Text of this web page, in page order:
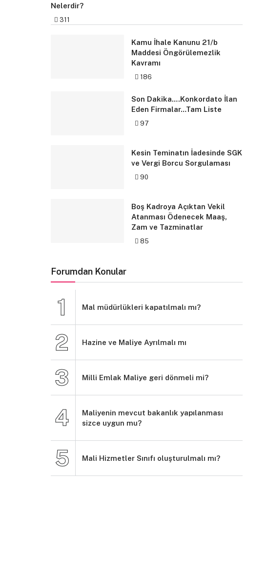
Nelerdir?
311
Kamu İhale Kanunu 21/b
Maddesi Öngörülemezlik
Kavramı
186
Son Dakika….Konkordato İlan
Eden Firmalar…Tam Liste
97
Kesin Teminatın İadesinde SGK
ve Vergi Borcu Sorgulaması
90
Boş Kadroya Açıktan Vekil
Atanması Ödenecek Maaş,
Zam ve Tazminatlar
85
Forumdan Konular
Mal müdürlükleri kapatılmalı mı?
Hazine ve Maliye Ayrılmalı mı
Milli Emlak Maliye geri dönmeli mi?
Maliyenin mevcut bakanlık yapılanması
sizce uygun mu?
Mali Hizmetler Sınıfı oluşturulmalı mı?